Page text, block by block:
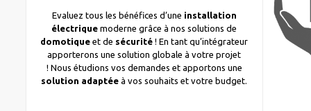
Evaluez tous les bénéfices d’une installation
électrique moderne grâce à nos solutions de
domotique et de sécurité ! En tant qu’intégrateur
apporterons une solution globale à votre projet
! Nous étudions vos demandes et apportons une
solution adaptéeà vos souhaits et votre budget.